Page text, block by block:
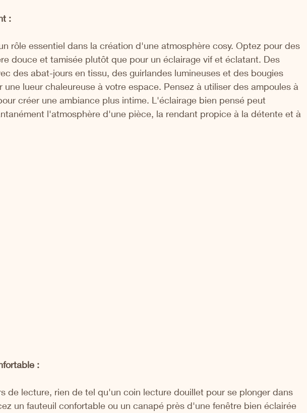
:
rôle essentiel dans la création d'une atmosphère cosy. Optez pour des
douce et tamisée plutôt que pour un éclairage vif et éclatant. Des
des abat-jours en tissu, des guirlandes lumineuses et des bougies
une lueur chaleureuse à votre espace. Pensez à utiliser des ampoules à
créer une ambiance plus intime. L'éclairage bien pensé peut
l'atmosphère d'une pièce, la rendant propice à la détente et à
:
de lecture, rien de tel qu'un coin lecture douillet pour se plonger dans
un fauteuil confortable ou un canapé près d'une fenêtre bien éclairée